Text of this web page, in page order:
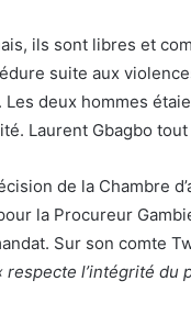
ils sont libres et
suite aux
Les deux hommes
Laurent Gbagbo
de la Chambre
la Procureur
Sur son comte
respecte l’intégrité du